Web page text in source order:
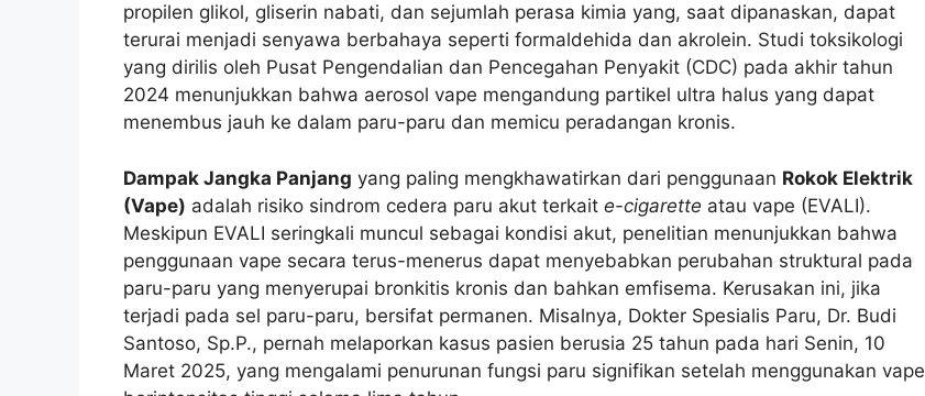
propilen glikol, gliserin nabati, dan sejumlah perasa kimia yang, saat dipanaskan, dapat
terurai menjadi senyawa berbahaya seperti formaldehida dan akrolein. Studi toksikologi
yang dirilis oleh Pusat Pengendalian dan Pencegahan Penyakit (CDC) pada akhir tahun
2024 menunjukkan bahwa aerosol vape mengandung partikel ultra halus yang dapat
menembus jauh ke dalam paru-paru dan memicu peradangan kronis.
Dampak Jangka Panjang yang paling mengkhawatirkan dari penggunaan Rokok Elektrik
(Vape) adalah risiko sindrom cedera paru akut terkait e-cigarette atau vape (EVALI).
Meskipun EVALI seringkali muncul sebagai kondisi akut, penelitian menunjukkan bahwa
penggunaan vape secara terus-menerus dapat menyebabkan perubahan struktural pada
paru-paru yang menyerupai bronkitis kronis dan bahkan emfisema. Kerusakan ini, jika
terjadi pada sel paru-paru, bersifat permanen. Misalnya, Dokter Spesialis Paru, Dr. Budi
Santoso, Sp.P., pernah melaporkan kasus pasien berusia 25 tahun pada hari Senin, 10
Maret 2025, yang mengalami penurunan fungsi paru signifikan setelah menggunakan vape